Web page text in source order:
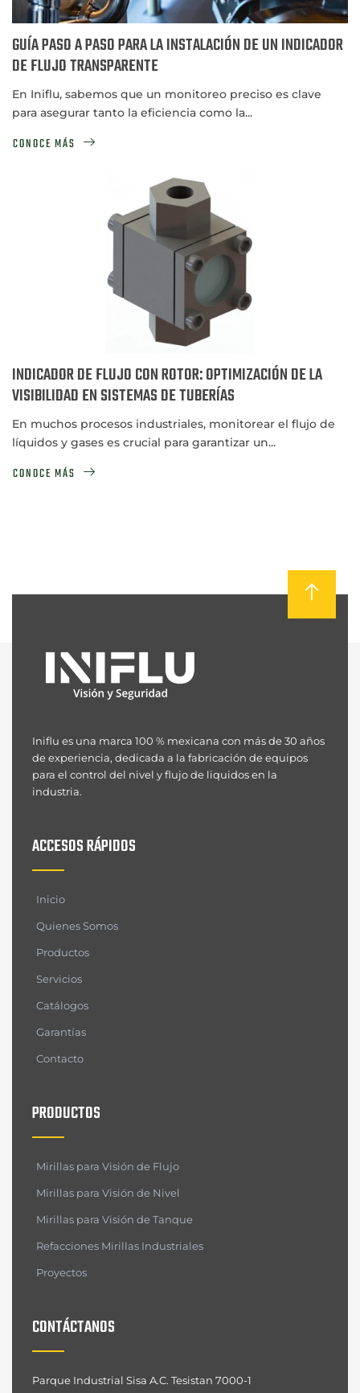
GUÍA PASO A PASO PARA LA INSTALACIÓN DE UN INDICADOR
DE FLUJO TRANSPARENTE
En Iniflu, sabemos que un monitoreo preciso es clave
para asegurar tanto la eficiencia como la...
CONOCE MÁS
INDICADOR DE FLUJO CON ROTOR: OPTIMIZACIÓN DE LA
VISIBILIDAD EN SISTEMAS DE TUBERÍAS
En muchos procesos industriales, monitorear el flujo de
líquidos y gases es crucial para garantizar un...
CONOCE MÁS
Iniflu es una marca 100 % mexicana con más de 30 años
de experiencia, dedicada a la fabricación de equipos
para el control del nivel y flujo de liquidos en la
industria.
ACCESOS RÁPIDOS
Inicio
Quienes Somos
Productos
Servicios
Catálogos
Garantías
Contacto
PRODUCTOS
Mirillas para Visión de Flujo
Mirillas para Visión de Nivel
Mirillas para Visión de Tanque
Refacciones Mirillas Industriales
Proyectos
CONTÁCTANOS
Parque Industrial Sisa A.C. Tesistan 7000-1